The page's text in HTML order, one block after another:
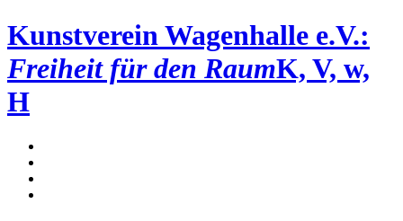
Kunstverein Wagenhalle e.V.:
Freiheit für den RaumK, V, w,
H